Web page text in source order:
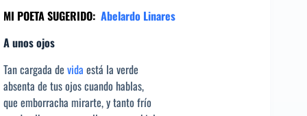
MI POETA SUGERIDO: Abelardo Linares
A unos ojos
Tan cargada de vida está la verde
absenta de tus ojos cuando hablas,
que emborracha mirarte, y tanto frío